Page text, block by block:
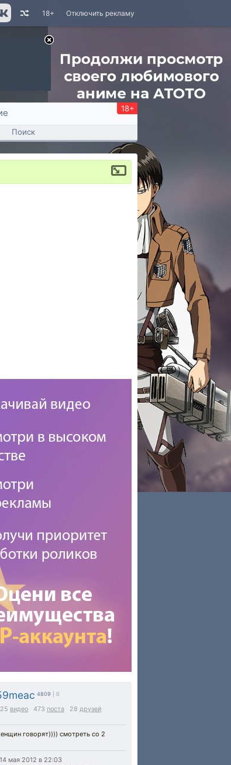
Отключить рекламу
18+
18+
Поиск
4809 | 0
видео 473 поста 28 друзей
говорят)))) смотреть со 2
мая 2012 в 22:03